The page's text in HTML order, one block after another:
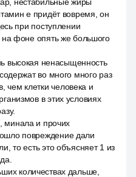
е придёт вовремя, он
при поступлении
на фоне опять же большого
высокая ненасыщенность
во много много раз
клетки человека и
в этих условиях
минала и прочих
повреждение дали
то есть это объясняет 1 из
количествах дальше,